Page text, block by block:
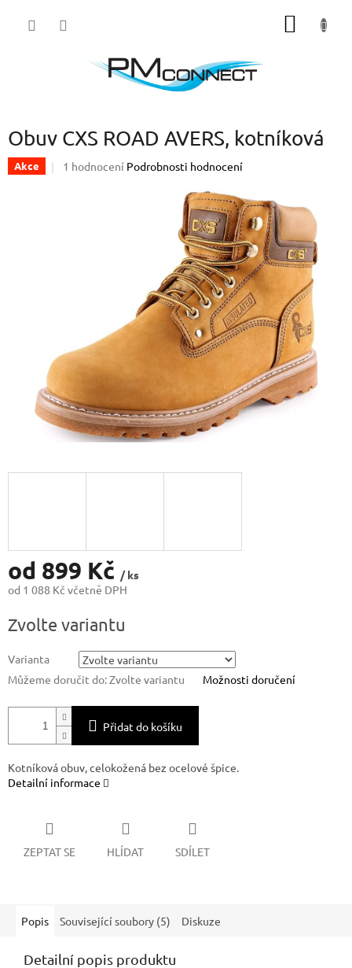
Obuv CXS ROAD AVERS, kotníková
Akce
Průměrné
1 hodnocení Podrobnosti hodnocení
od 899 Kč / ks
od 1 088 Kč včetně DPH
cena:
Zvolte variantu
Varianta
Můžeme doručit do:Zvolte variantu Možnosti doručení
Přidat do košíku
Kotníková obuv, celokožená bez ocelové špice.
Detailní informace
ZEPTAT SE HLÍDAT SDÍLET
Popis Související soubory (5) Diskuze
Detailní popis produktu